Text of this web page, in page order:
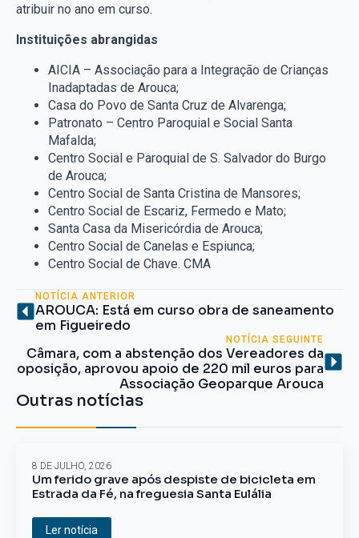
atribuir no ano em curso.
Instituições abrangidas
AICIA – Associação para a Integração de Crianças
Inadaptadas de Arouca;
Casa do Povo de Santa Cruz de Alvarenga;
Patronato – Centro Paroquial e Social Santa
Mafalda;
Centro Social e Paroquial de S. Salvador do Burgo
de Arouca;
Centro Social de Santa Cristina de Mansores;
Centro Social de Escariz, Fermedo e Mato;
Santa Casa da Misericórdia de Arouca;
Centro Social de Canelas e Espiunca;
Centro Social de Chave. CMA
NOTÍCIA ANTERIOR
AROUCA: Está em curso obra de saneamento
em Figueiredo
NOTÍCIA SEGUINTE
Câmara, com a abstenção dos Vereadores da
oposição, aprovou apoio de 220 mil euros para
Associação Geoparque Arouca
Outras notícias
Um ferido grave após despiste de bicicleta em
Estrada da Fé, na freguesia Santa Eulália
8 DE JULHO, 2026
Ler notícia